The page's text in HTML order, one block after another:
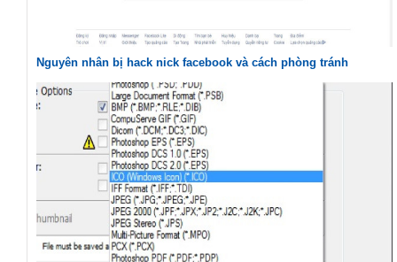
Nguyên nhân bị hack nick facebook và cách phòng tránh